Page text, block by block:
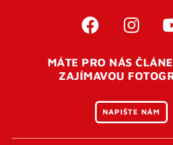
MÁTE PRO NÁS
ZAJÍMAVOU
NAPIŠTE NÁM